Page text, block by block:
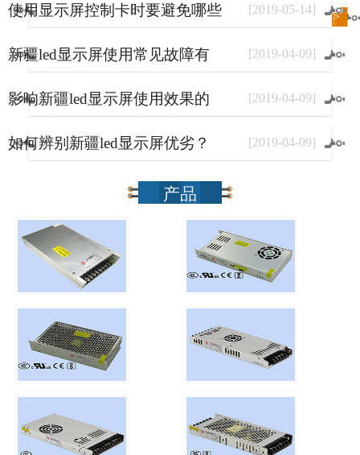
使用显示屏控制卡时要避免哪些
事情？
[2019-05-14]
新疆led显示屏使用常见故障有
哪些？
[2019-04-09]
影响新疆led显示屏使用效果的
因素有哪些？
[2019-04-09]
如何辨别新疆led显示屏优劣？ [2019-04-09]
进入新闻 频道>>
产品